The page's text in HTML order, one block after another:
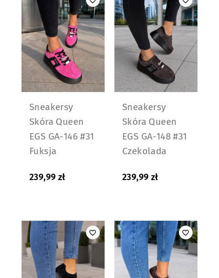
Sneakersy
Skóra Queen
EGS GA-146 #31
Fuksja
239,99 zł
Sneakersy
Skóra Queen
EGS GA-148 #31
Czekolada
239,99 zł